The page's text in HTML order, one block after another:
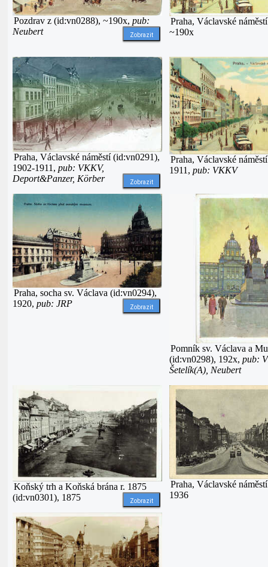
Pozdrav z (id:vn0288), ~190x, pub:
Neubert
Zobrazit
Praha, Václavské
~190x
Praha, Václavské náměstí (id:vn0291),
1902-1911, pub: VKKV,
Deport&Panzer, Körber
Zobrazit
Praha, Václavské
1911, pub: VKKV
Praha, socha sv. Václava (id:vn0294),
1920, pub: JRP Zobrazit
Pomník sv. Václava a
(id:vn0298), 192x, pub:
Šetelík(A), Neubert
Koňský trh a Koňská brána r. 1875
(id:vn0301), 1875
Zobrazit
Praha, Václavské
1936